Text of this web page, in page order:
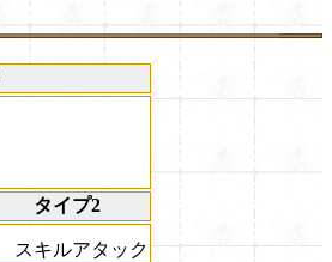
タイプ2
スキルアタック